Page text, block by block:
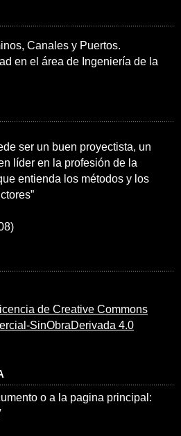
Canales y Puertos.
en el área de Ingeniería de la
ser un buen proyectista, un
líder en la profesión de la
entienda los métodos y los
licencia de Creative Commons
SinObraDerivada 4.0
o a la pagina principal: